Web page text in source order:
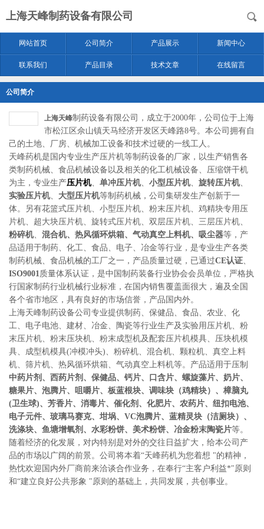
上海天峰制药设备有限公司
网站首页 公司简介 产品展示 新闻中心
联系我们 产品目录 技术文章 在线留言
公司简介
上海天峰制药设备有限公司，成立于2000年，公司位于上海
市松江区佘山镇天马经济开发区天峰路8号。本公司拥有自
己的土地、厂房、机械加工设备和技术过硬的一线工人。
天峰药机是国内专业生产压片机等制药设备的厂家，以生产销售各
类制药机械、食品机械设备以及相关的化工机械设备、压缩饼干机
为主，专业生产压片机、 单冲压片机、 小型压片机、 旋转压片机、
实验压片机、 大型压片机等制药机械，公司集研发生产创新于一
体。另有花篮式压片机、小型压片机、粉末压片机、鸡精块专用压
片机、超大块压片机、旋转式压片机、双层压片机、三层压片机、
粉碎机、 混合机、热风循环烘箱、气动真空上料机、吸尘器等，产
品适用于制药、化工、食品、电子、冶金等行业，是专业生产各类
制药机械、食品机械的工厂之一，产品质量过硬，已通过CE认证、
ISO9001质量体系认证，是中国制药装备行业协会会员单位，严格执
行国家制药行业机械行业标准，在国内销售覆盖面很大，遍及全国
各个省市地区，具有良好的市场信誉，产品国内外。
上海天峰制药设备公司专业提供制药、保健品、食品、农业、化
工、电子电池、建材、冶金、陶瓷等行业生产及实验用压片机、粉
末压片机、粉末压块机、粉末成型机及配套压片机模具、压块机模
具、成型机模具(冲模冲头)、粉碎机、混合机、颗粒机、真空上料
机、筛片机、热风循环烘箱、气动真空上料机等。产品适用于压制
中药片剂、西药片剂、保健品、钙片、口含片、螺旋藻片、奶片、
糖果片、泡腾片、咀嚼片、板蓝根块、调味块（鸡精块）、樟脑丸
(卫生球)、芳香片、消毒片、催化剂、化肥片、农药片、纽扣电池、
电子元件、玻璃马赛克、坩埚、VC泡腾片、蓝精灵块（洁厕块）、
洗涤块、鱼塘增氧剂、水彩粉饼、美术粉饼、冶金粉末陶瓷片等。
随着经济的化发展，对内特别是对外的交往日益扩大，给本公司产
品的市场以广阔的前景。公司将本着“天峰药机为您着想 "的精神，
热忱欢迎国内外厂商前来洽谈合作业务，在奉行“主客户利益*"原则
和“建立良好公共形象 "原则的基础上，共同发展，共创事业。